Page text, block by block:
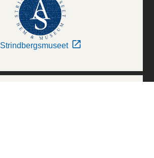
Strindbergsmuseet